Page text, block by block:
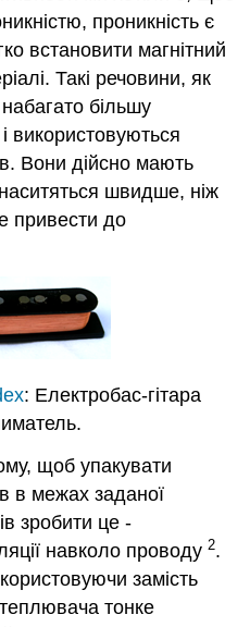
проникність є
встановити магнітний
Такі речовини, як
більшу
використовуються
Вони дійсно мають
швидше, ніж
привести до
: Електробас-гітара
щоб упакувати
в межах заданої
зробити це -
навколо проводу2.
замість
тонке